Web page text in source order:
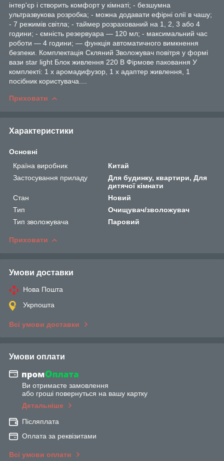
інтер'єр і створить комфорт у кімнаті; - безшумна
ультразвукова розробка; - можна додавати ефірні олії в чашу;
- 7 режимів світла; - таймер розрахований на 1, 2, 3 або 4
години; - ємність резервуара — 120 мл; - максимальний час
роботи — 4 години; — функція автоматичного вимкнення
безпеки. Комплектація Скляний Зволожувач повітря у формі
вази star light Блок живлення 220 В Фірмове паковання У
комплекті: 1 х аромадифузор, 1 х адаптер живлення, 1
посібник користувача....
Приховати
Характеристики
Основні
Країна виробник
Китай
Застосування приладу
Для будинку, квартири, Для
дитячої кімнати
Стан
Новий
Тип
Очищувач/зволожувач
Тип зволожувача
Паровий
Приховати
Умови доставки
Нова Пошта
Укрпошта
Всі умови доставки
Умови оплати
Ви отримаєте замовлення
або гроші повернуться на вашу картку
Детальніше
Післяплата
Оплата за реквізитами
Всі умови оплати